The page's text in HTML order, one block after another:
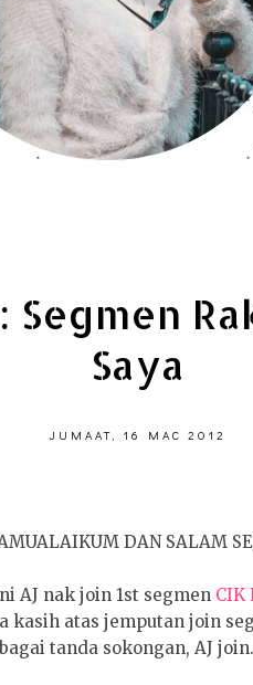
Segmen
Saya
JUMAAT, 16 MAC 2012
DAN SALAM
AJ nak join 1st segmen CIK
kasih atas jemputan join
tanda sokongan, AJ